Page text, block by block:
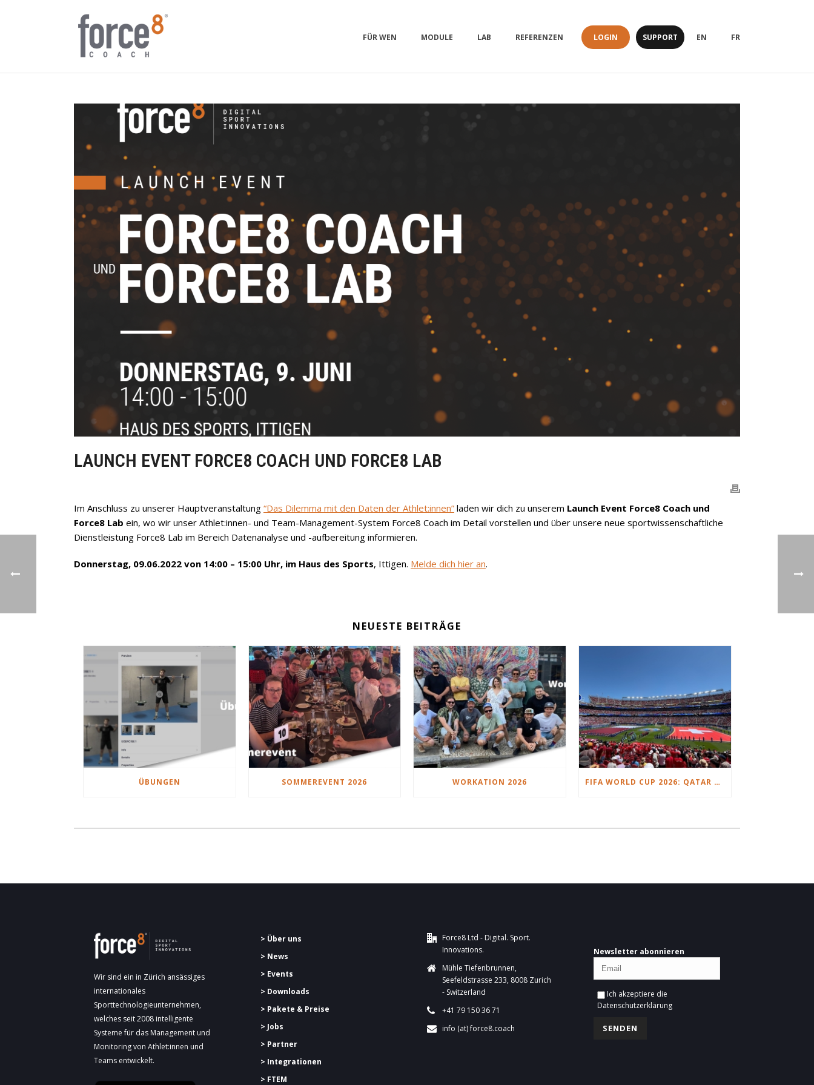
FÜR WEN MODULE LAB REFERENZEN LOGIN SUPPORT EN FR
LAUNCH EVENT FORCE8 COACH UND FORCE8 LAB
Im Anschluss zu unserer Hauptveranstaltung “Das Dilemma mit den Daten der Athlet:innen” laden wir dich zu unserem Launch Event Force8 Coach und
Force8 Lab ein, wo wir unser Athlet:innen- und Team-Management-System Force8 Coach im Detail vorstellen und über unsere neue sportwissenschaftliche
Dienstleistung Force8 Lab im Bereich Datenanalyse und -aufbereitung informieren.
Donnerstag, 09.06.2022 von 14:00 – 15:00 Uhr, im Haus des Sports, Ittigen. Melde dich hier an.
NEUESTE BEITRÄGE
ÜBUNGEN SOMMEREVENT 2026 WORKATION 2026 FIFA WORLD CUP 2026: QATAR VS. SWITZERLAND
Wir sind ein in Zürich ansässiges
internationales
Sporttechnologieunternehmen,
welches seit 2008 intelligente
Systeme für das Management und
Monitoring von Athlet:innen und
Teams entwickelt.
> Über uns
> News
> Events
> Downloads
> Pakete & Preise
> Jobs
> Partner
> Integrationen
> FTEM
Force8 Ltd - Digital. Sport.
Innovations.
Mühle Tiefenbrunnen,
Seefeldstrasse 233, 8008 Zurich
- Switzerland
+41 79 150 36 71
info (at) force8.coach
Newsletter abonnieren
Ich akzeptiere die
Datenschutzerklärung